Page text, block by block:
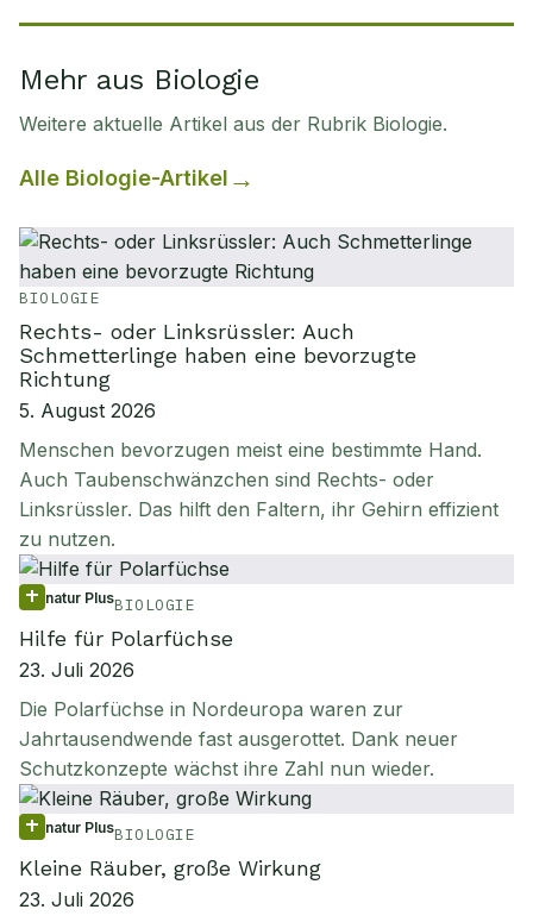
Mehr aus Biologie
Weitere aktuelle Artikel aus der Rubrik Biologie.
Alle Biologie-Artikel
BIOLOGIE
Rechts- oder Linksrüssler: Auch
Schmetterlinge haben eine bevorzugte
Richtung
5. August 2026
Menschen bevorzugen meist eine bestimmte Hand.
Auch Taubenschwänzchen sind Rechts- oder
Linksrüssler. Das hilft den Faltern, ihr Gehirn effizient
zu nutzen.
natur PlusBIOLOGIE
Hilfe für Polarfüchse
23. Juli 2026
Die Polarfüchse in Nordeuropa waren zur
Jahrtausendwende fast ausgerottet. Dank neuer
Schutzkonzepte wächst ihre Zahl nun wieder.
natur PlusBIOLOGIE
Kleine Räuber, große Wirkung
23. Juli 2026